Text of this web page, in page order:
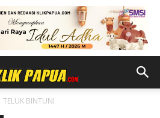
TELUK BINTUNI